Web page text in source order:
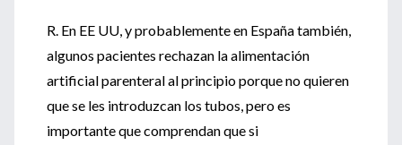
R. En EE UU, y probablemente en España también,
algunos pacientes rechazan la alimentación
artificial parenteral al principio porque no quieren
que se les introduzcan los tubos, pero es
importante que comprendan que si